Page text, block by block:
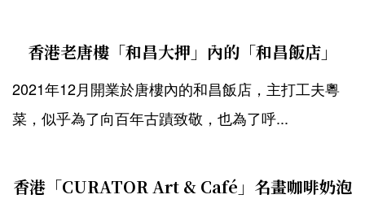
香港老唐樓「和昌大押」內的「和昌飯店」
2021年12月開業於唐樓內的和昌飯店，主打工夫粵
菜，似乎為了向百年古蹟致敬，也為了呼...
香港「CURATOR Art & Café」名畫咖啡奶泡